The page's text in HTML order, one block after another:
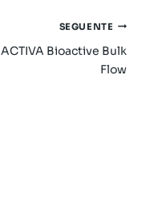
SEGUENTE
ACTIVA Bioactive Bulk
Flow